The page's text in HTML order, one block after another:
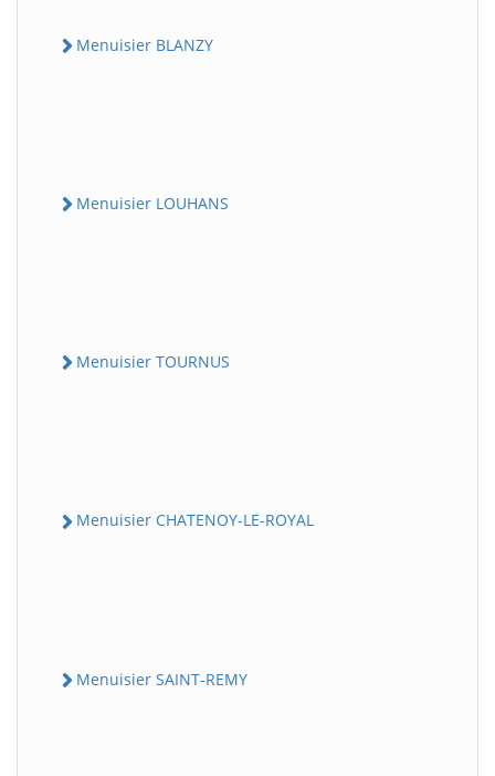
Menuisier BLANZY
Menuisier LOUHANS
Menuisier TOURNUS
Menuisier CHATENOY-LE-ROYAL
Menuisier SAINT-REMY